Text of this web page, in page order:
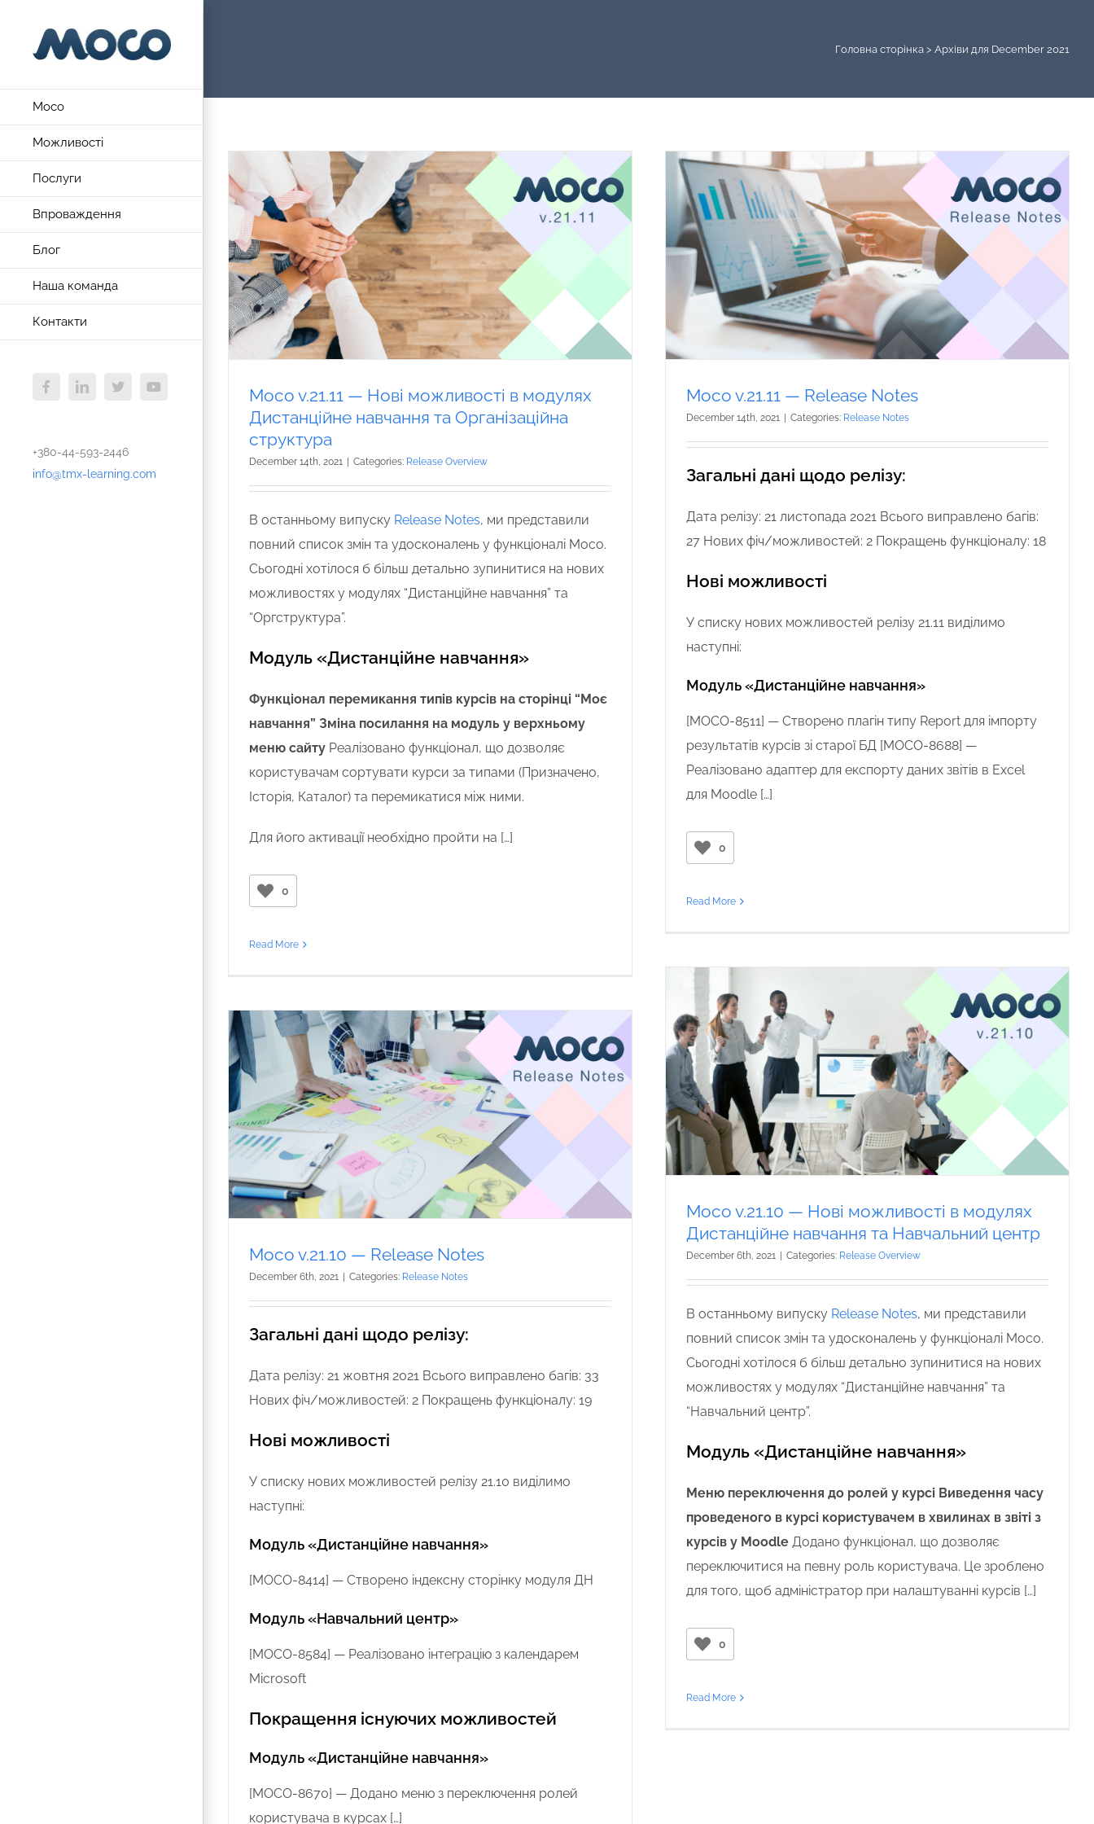
content
Moco
Можливості
Послуги
Впроваждення
Блог
Наша команда
Контакти
FacebookLinkedIn
X YouTube
+380-44-593-2446
info@tmx-learning.com
Головна сторінка > Архіви для December 2021
Moco v.21.11 — Нові можливості в модулях Дистанційне
навчання та Організаційна структура
Moco v.21.11 — Нові можливості в модулях
Дистанційне навчання та Організаційна
структура
December 14th, 2021 Categories: Release Overview
В останньому випуску Release Notes, ми представили
повний список змін та удосконалень у функціоналі Moco.
Сьогодні хотілося б більш детально зупинитися на нових
можливостях у модулях “Дистанційне навчання” та
“Оргструктура”.
Модуль «Дистанційне навчання»
Функціонал перемикання типів курсів на сторінці “Моє
навчання” Зміна посилання на модуль у верхньому
меню сайту Реалізовано функціонал, що дозволяє
користувачам сортувати курси за типами (Призначено,
Історія, Каталог) та перемикатися між ними.
Для його активації необхідно пройти на […]
0
Read More
Moco v.21.11 — Release Notes
December 14th, 2021 Categories: Release Notes
Загальні дані щодо релізу:
Дата релізу: 21 листопада 2021 Всього виправлено багів:
27 Нових фіч/можливостей: 2 Покращень функціоналу: 18
Нові можливості
У списку нових можливостей релізу 21.11 виділимо
наступні:
Модуль «Дистанційне навчання»
[MOCO-8511] — Створено плагін типу Report для імпорту
результатів курсів зі старої БД [MOCO-8688] —
Реалізовано адаптер для експорту даних звітів в Excel
для Moodle […]
0
Read More
навчання та Навчальний центр
Moco v.21.10 — Нові можливості в модулях
Дистанційне навчання та Навчальний центр
December 6th, 2021 Categories: Release Overview
В останньому випуску Release Notes, ми представили
повний список змін та удосконалень у функціоналі Moco.
Сьогодні хотілося б більш детально зупинитися на нових
можливостях у модулях “Дистанційне навчання” та
“Навчальний центр”.
Модуль «Дистанційне навчання»
Меню переключення до ролей у курсі Виведення часу
проведеного в курсі користувачем в хвилинах в звіті з
курсів у Moodle Додано функціонал, що дозволяє
переключитися на певну роль користувача. Це зроблено
для того, щоб адміністратор при налаштуванні курсів […]
0
Read More
Moco v.21.10 — Release Notes
December 6th, 2021 Categories: Release Notes
Загальні дані щодо релізу:
Дата релізу: 21 жовтня 2021 Всього виправлено багів: 33
Нових фіч/можливостей: 2 Покращень функціоналу: 19
Нові можливості
У списку нових можливостей релізу 21.10 виділимо
наступні:
Модуль «Дистанційне навчання»
[MOCO-8414] — Створено індексну сторінку модуля ДН
Модуль «Навчальний центр»
[MOCO-8584] — Реалізовано інтеграцію з календарем
Microsoft
Покращення існуючих можливостей
Модуль «Дистанційне навчання»
[MOCO-8670] — Додано меню з переключення ролей
користувача в курсах […]